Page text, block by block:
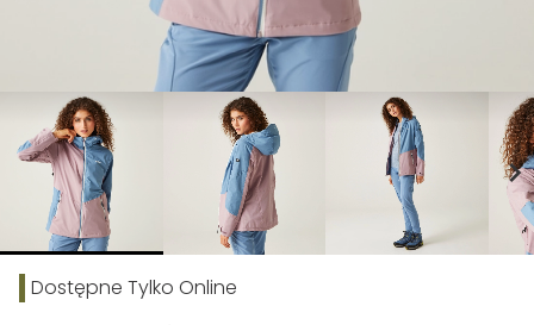
chevron_right
Dostępne Tylko Online